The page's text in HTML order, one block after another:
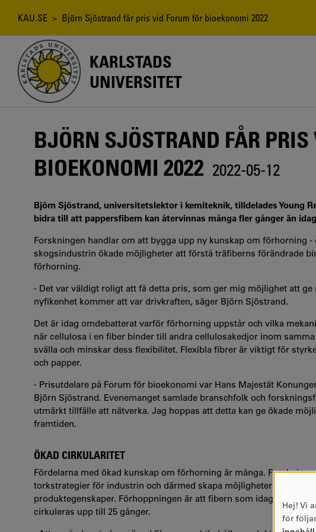
Länkstig
KAU.SE > Björn Sjöstrand får pris vid Forum för bioekonomi 2022
KARLSTADS
UNIVERSITET
BJÖRN SJÖSTRAND FÅR PRIS
BIOEKONOMI 2022 2022-05-12
Björn Sjöstrand, universitetslektor i kemiteknik, tilldelades Young
bidra till att pappersfibern kan återvinnas många fler gånger än
Forskningen handlar om att bygga upp ny kunskap om förhorning
skogsindustrin ökade möjligheter att förstå träfiberns förändrade
förhorning.
- Det var väldigt roligt att få detta pris, som ger mig möjlighet att
nyfikenhet kommer att var drivkraften, säger Björn Sjöstrand.
Det är idag omdebatterat varför förhorning uppstår och vilka
när cellulosa i en fiber binder till andra cellulosakedjor inom
svälla och minskar dess flexibilitet. Flexibla fibrer är viktigt för
och papper.
- Prisutdelare på Forum för bioekonomi var Hans Majestät
Björn Sjöstrand. Evenemanget samlade branschfolk och
utmärkt tillfälle att nätverka. Jag hoppas att detta kan ge ökade
framtiden.
ÖKAD CIRKULARITET
Fördelarna med ökad kunskap om förhorning är många.
torkstrategier för industrin och därmed skapa möjligheter till fler
produktegenskaper. Förhoppningen är att fibern som idag kan
cirkuleras upp till 25 gånger.
AV
Hej! Vi
för